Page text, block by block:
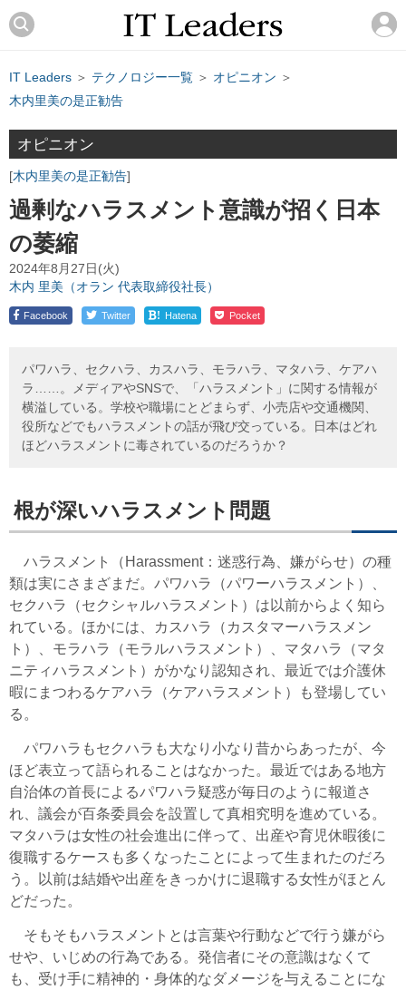
IT Leaders ＞ テクノロジー一覧 ＞ オピニオン ＞
木内里美の是正勧告
オピニオン
木内里美の是正勧告
過剰なハラスメント意識が招く日本
の萎縮
2024年8月27日(火)
木内 里美（オラン 代表取締役社長）
Facebook Twitter ! Hatena Pocket
パワハラ、セクハラ、カスハラ、モラハラ、マタハラ、ケアハ
ラ……。メディアやSNSで、「ハラスメント」に関する情報が
横溢している。学校や職場にとどまらず、小売店や交通機関、
役所などでもハラスメントの話が飛び交っている。日本はどれ
ほどハラスメントに毒されているのだろうか？
根が深いハラスメント問題
ハラスメント（Harassment：迷惑行為、嫌がらせ）の種
類は実にさまざまだ。パワハラ（パワーハラスメント）、
セクハラ（セクシャルハラスメント）は以前からよく知ら
れている。ほかには、カスハラ（カスタマーハラスメン
ト）、モラハラ（モラルハラスメント）、マタハラ（マタ
ニティハラスメント）がかなり認知され、最近では介護休
暇にまつわるケアハラ（ケアハラスメント）も登場してい
る。
パワハラもセクハラも大なり小なり昔からあったが、今
ほど表立って語られることはなかった。最近ではある地方
自治体の首長によるパワハラ疑惑が毎日のように報道さ
れ、議会が百条委員会を設置して真相究明を進めている。
マタハラは女性の社会進出に伴って、出産や育児休暇後に
復職するケースも多くなったことによって生まれたのだろ
う。以前は結婚や出産をきっかけに退職する女性がほとん
どだった。
そもそもハラスメントとは言葉や行動などで行う嫌がら
せや、いじめの行為である。発信者にその意識はなくて
も、受け手に精神的・身体的なダメージを与えることにな